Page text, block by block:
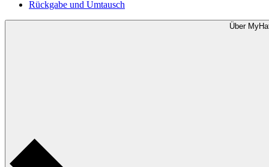
Rückgabe und Umtausch
Über